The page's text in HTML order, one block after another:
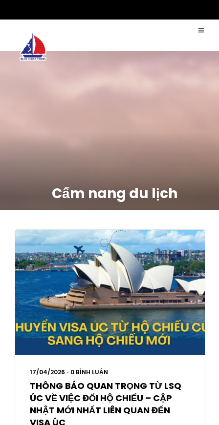
Cẩm nang du lịch
17/04/2026 • 0 BÌNH LUẬN
THÔNG BÁO QUAN TRỌNG TỪ LSQ
ÚC VỀ VIỆC ĐỔI HỘ CHIẾU – CẬP
NHẬT MỚI NHẤT LIÊN QUAN ĐẾN
VISA ÚC